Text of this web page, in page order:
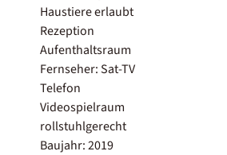
Haustiere erlaubt
Rezeption
Aufenthaltsraum
Fernseher: Sat-TV
Telefon
Videospielraum
rollstuhlgerecht
Baujahr: 2019